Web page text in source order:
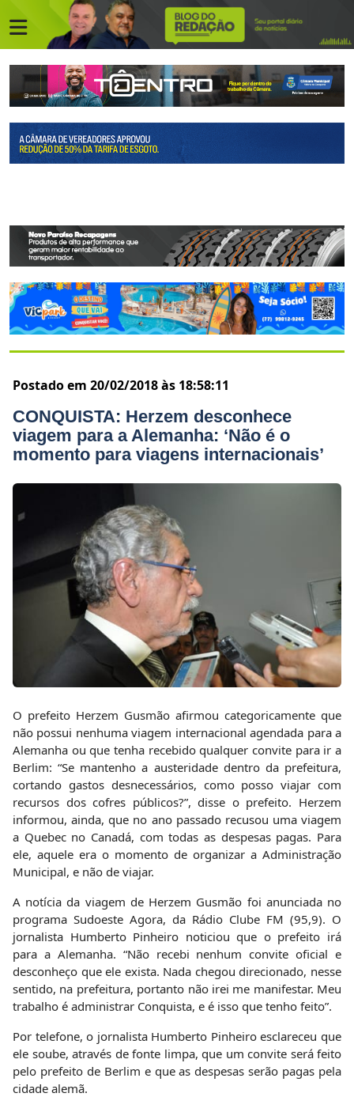
Postado em 20/02/2018 às 18:58:11
CONQUISTA: Herzem desconhece
viagem para a Alemanha: ‘Não é o
momento para viagens internacionais’
O prefeito Herzem Gusmão afirmou categoricamente que
não possui nenhuma viagem internacional agendada para a
Alemanha ou que tenha recebido qualquer convite para ir a
Berlim: “Se mantenho a austeridade dentro da prefeitura,
cortando gastos desnecessários, como posso viajar com
recursos dos cofres públicos?”, disse o prefeito. Herzem
informou, ainda, que no ano passado recusou uma viagem
a Quebec no Canadá, com todas as despesas pagas. Para
ele, aquele era o momento de organizar a Administração
Municipal, e não de viajar.
A notícia da viagem de Herzem Gusmão foi anunciada no
programa Sudoeste Agora, da Rádio Clube FM (95,9). O
jornalista Humberto Pinheiro noticiou que o prefeito irá
para a Alemanha. “Não recebi nenhum convite oficial e
desconheço que ele exista. Nada chegou direcionado, nesse
sentido, na prefeitura, portanto não irei me manifestar. Meu
trabalho é administrar Conquista, e é isso que tenho feito”.
Por telefone, o jornalista Humberto Pinheiro esclareceu que
ele soube, através de fonte limpa, que um convite será feito
pelo prefeito de Berlim e que as despesas serão pagas pela
cidade alemã.